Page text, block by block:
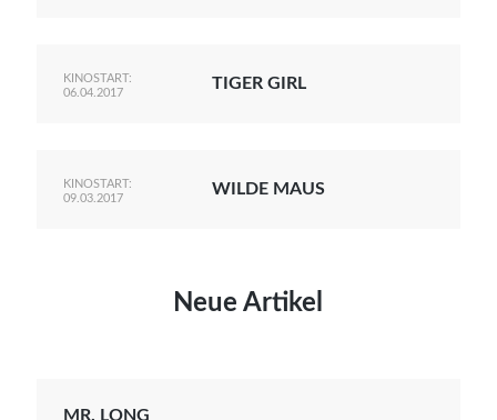
KINOSTART:
06.04.2017
TIGER GIRL
KINOSTART:
09.03.2017
WILDE MAUS
Neue Artikel
MR. LONG